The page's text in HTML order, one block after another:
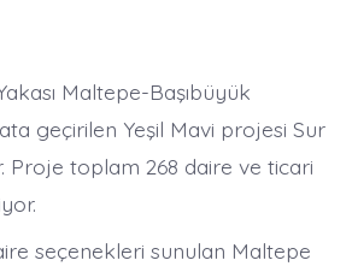
Maltepe-Başıbüyük
geçirilen Yeşil Mavi projesi Sur
Proje toplam 268 daire ve ticari
seçenekleri sunulan Maltepe